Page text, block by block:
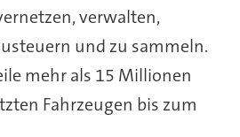
verwalten,
und zu sammeln.
mehr als 15 Millionen
Fahrzeugen bis zum